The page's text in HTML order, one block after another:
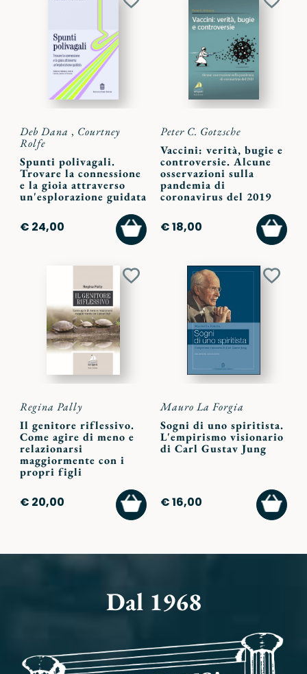
Aggiungi
Deb Dana , Courtney
Rolfe
Spunti polivagali.
Trovare la connessione
e la gioia attraverso
un'esplorazione guidata
€ 24,00
AGGIUNGI
AL
CARRELLO
Peter C. Gotzsche
Vaccini: verità, bugie e
controversie. Alcune
osservazioni sulla
pandemia di
coronavirus del 2019
€ 18,00
AL
Aggiungi
Regina Pally
Il genitore riflessivo.
Come agire di meno e
relazionarsi
maggiormente con i
propri figli
€ 20,00
AGGIUNGI
AL
CARRELLO
Mauro La Forgia
Sogni di uno spiritista.
L'empirismo visionario
di Carl Gustav Jung
€ 16,00
AL
Dal 1968